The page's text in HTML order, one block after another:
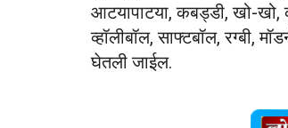
आटयापाटया, कबड्डी, खो-खो,
व्हॉलीबॉल, साफ्टबॉल, रग्बी,
घेतली जाईल.